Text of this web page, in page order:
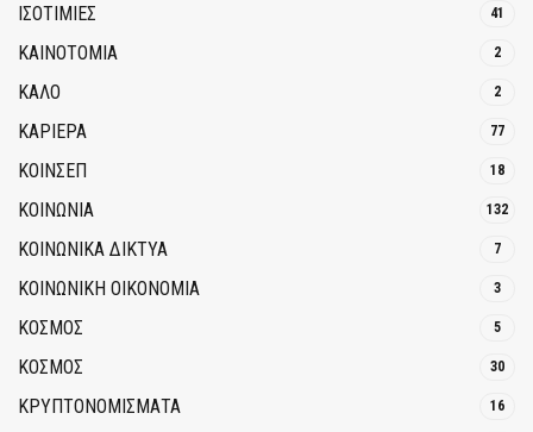
ΙΣΟΤΙΜΙΕΣ 41
ΚΑΙΝΟΤΟΜΊΑ 2
ΚΑΛΟ 2
ΚΑΡΙΕΡΑ 77
ΚΟΙΝΣΕΠ 18
ΚΟΙΝΩΝΙΑ 132
ΚΟΙΝΩΝΙΚΆ ΔΊΚΤΥΑ 7
ΚΟΙΝΩΝΙΚΉ ΟΙΚΟΝΟΜΊΑ 3
ΚΟΣΜΟΣ 5
ΚΟΣΜΟΣ 30
ΚΡΥΠΤΟΝΟΜΊΣΜΑΤΑ 16